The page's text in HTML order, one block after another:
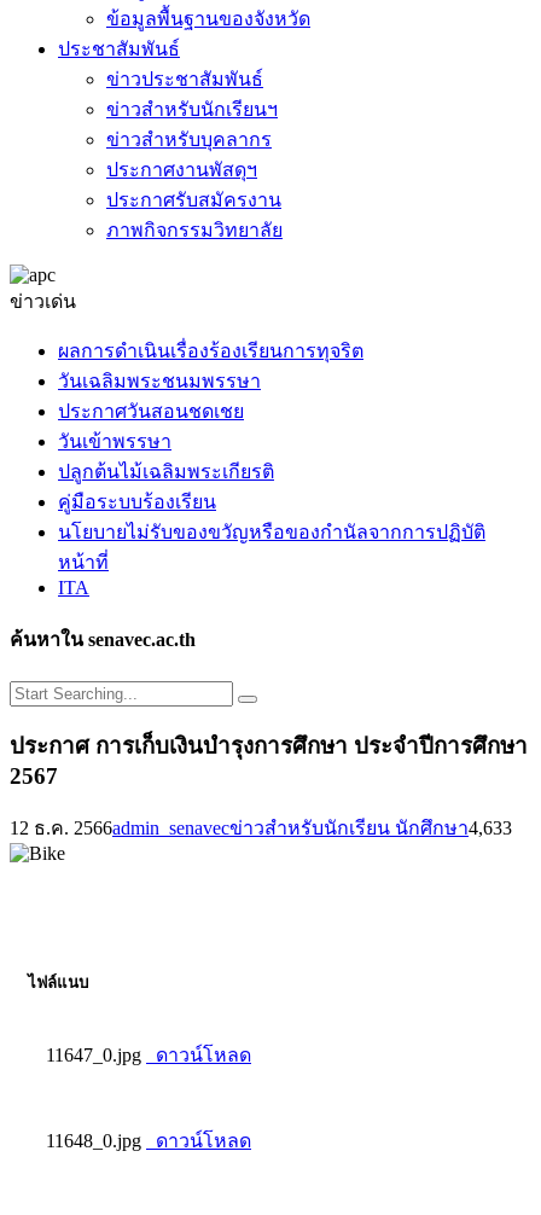
ข้อมูลพื้นฐานของจังหวัด
ประชาสัมพันธ์
ข่าวประชาสัมพันธ์
ข่าวสำหรับนักเรียนฯ
ข่าวสำหรับบุคลากร
ประกาศงานพัสดุฯ
ประกาศรับสมัครงาน
ภาพกิจกรรมวิทยาลัย
ข่าวเด่น
ผลการดำเนินเรื่องร้องเรียนการทุจริต
วันเฉลิมพระชนมพรรษา
ประกาศวันสอนชดเชย
วันเข้าพรรษา
ปลูกต้นไม้เฉลิมพระเกียรติ
คู่มือระบบร้องเรียน
นโยบายไม่รับของขวัญหรือของกำนัลจากการปฏิบัติ
หน้าที่
ITA
ค้นหาใน senavec.ac.th
ประกาศ การเก็บเงินบำรุงการศึกษา ประจำปีการศึกษา
2567
12 ธ.ค. 2566admin_senavecข่าวสำหรับนักเรียน นักศึกษา4,633
ไฟล์แนบ
11647_0.jpg ดาวน์โหลด
11648_0.jpg ดาวน์โหลด